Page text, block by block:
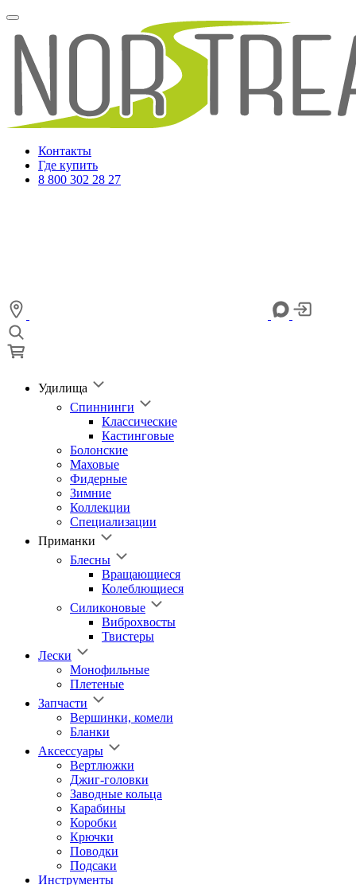
Контакты
Где купить
8 800 302 28 27
Удилища
Спиннинги
Классические
Кастинговые
Болонские
Маховые
Фидерные
Зимние
Коллекции
Специализации
Приманки
Блесны
Вращающиеся
Колеблющиеся
Силиконовые
Виброхвосты
Твистеры
Лески
Монофильные
Плетеные
Запчасти
Вершинки, комели
Бланки
Аксессуары
Вертлюжки
Джиг-головки
Заводные кольца
Карабины
Коробки
Крючки
Поводки
Подсаки
Инструменты